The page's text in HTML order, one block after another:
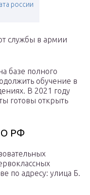
россии
службы в армии
базе полного
обучение в
В 2021 году
готовы открыть
РФ
по адресу: улица Б.